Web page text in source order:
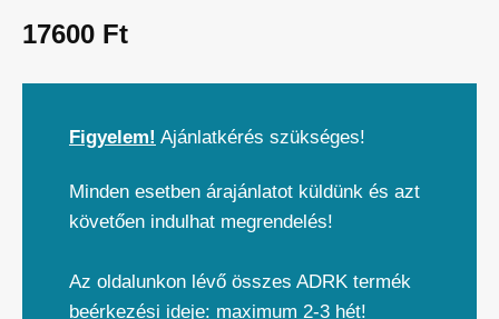
17600 Ft
Figyelem! Ajánlatkérés szükséges!
Minden esetben árajánlatot küldünk és azt
követően indulhat megrendelés!
Az oldalunkon lévő összes ADRK termék
beérkezési ideje: maximum 2-3 hét!